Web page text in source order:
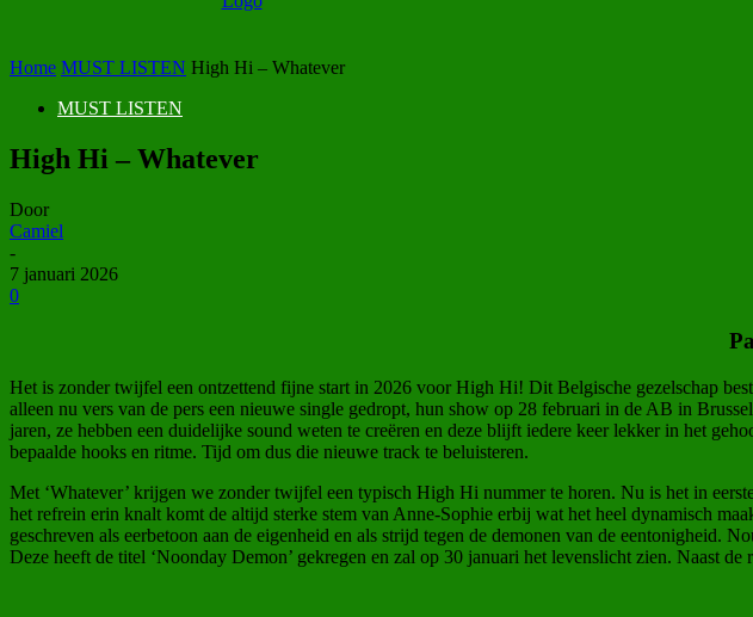
Home MUST LISTEN High Hi – Whatever
MUST LISTEN
High Hi – Whatever
Door
Camiel
-
7 januari 2026
0
Het is zonder twijfel een ontzettend fijne start in 2026 voor High Hi! Dit Belgische gezelschap
alleen nu vers van de pers een nieuwe single gedropt, hun show op 28 februari in de AB in
jaren, ze hebben een duidelijke sound weten te creëren en deze blijft iedere keer lekker in het
bepaalde hooks en ritme. Tijd om dus die nieuwe track te beluisteren.
Met ‘Whatever’ krijgen we zonder twijfel een typisch High Hi nummer te horen. Nu is het in
het refrein erin knalt komt de altijd sterke stem van Anne-Sophie erbij wat het heel dynamisch
geschreven als eerbetoon aan de eigenheid en als strijd tegen de demonen van de
Deze heeft de titel ‘Noonday Demon’ gekregen en zal op 30 januari het levenslicht zien. Naast